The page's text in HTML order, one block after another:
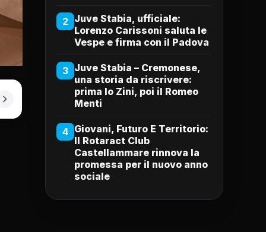
2 Juve Stabia, ufficiale:
Lorenzo Carissoni saluta le
Vespe e firma con il Padova
3 Juve Stabia – Cremonese,
una storia da riscrivere:
prima lo Zini, poi il Romeo
Menti
4 Giovani, Futuro E Territorio:
Il Rotaract Club
Castellammare rinnova la
promessa per il nuovo anno
sociale